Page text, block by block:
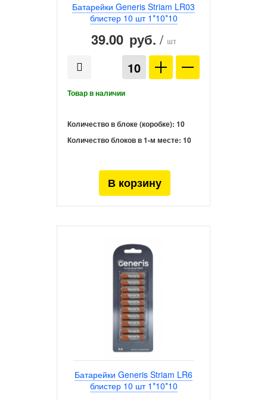
Батарейки Generis Striam LR03
блистер 10 шт 1*10*10
39.00 руб. / шт
Количество в блоке (коробке): 10
Количество блоков в 1-м месте: 10
Батарейки Generis Striam LR6
блистер 10 шт 1*10*10